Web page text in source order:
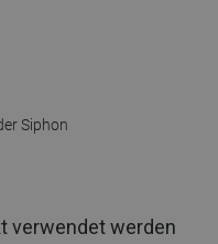
Siphon
verwendet werden